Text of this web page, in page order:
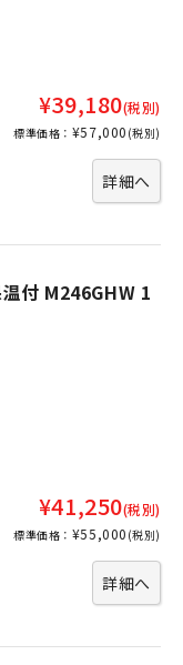
¥39,180(税別)
標準価格： ¥57,000 (税別)
詳細へ
付 M246GHW 1
¥41,250(税別)
標準価格： ¥55,000 (税別)
詳細へ